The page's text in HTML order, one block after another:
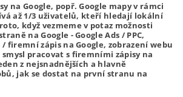
na Google, popř. Google mapy v rámci
až 1/3 uživatelů, kteří hledají lokální
když vezmeme v potaz možnosti
na Google - Google Ads / PPC,
/ firemní zápis na Google, zobrazení webu
pracovat s firemními zápisy na
z nejsnadnějších a hlavně
jak se dostat na první stranu na